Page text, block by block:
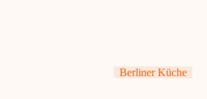
Berliner Küche